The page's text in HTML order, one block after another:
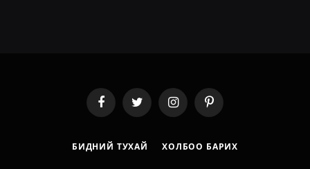
FacebookTwitter InstagramPinterest
БИДНИЙ ТУХАЙ ХОЛБОО БАРИХ